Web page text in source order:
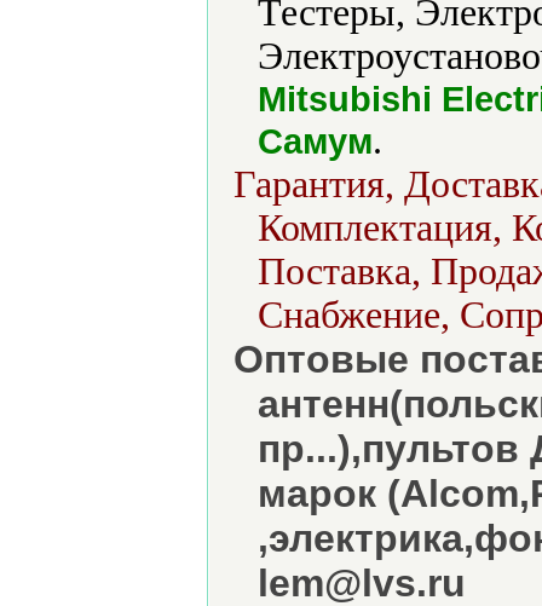
Тестеры,
Mitsubishi
Самум.
Гарантия,
Комплектация,
Поставка,
Снабжение,
Оптовые
марок
lem@lvs.ru